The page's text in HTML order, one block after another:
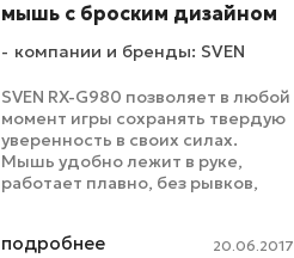
мышь с броским дизайном
компании и бренды: SVEN
SVEN RX-G980 позволяет в любой
момент игры сохранять твердую
уверенность в своих силах.
Мышь удобно лежит в руке,
работает плавно, без рывков,
современный сенсор
подробнее 20.06.2017